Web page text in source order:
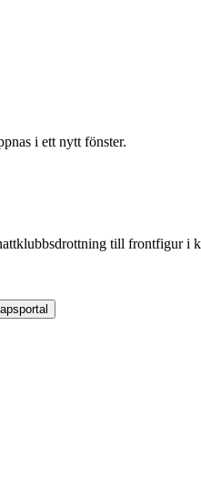
i ett nytt fönster.
till frontfigur i